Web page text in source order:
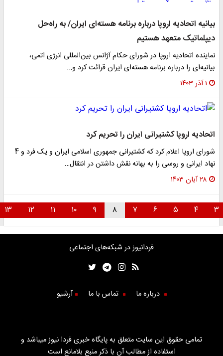
بیانیه اتحادیه اروپا درباره برنامه هسته‌ای ایران/ به راه‌حل
دیپلماتیک متعهد هستیم
نماینده اتحادیه اروپا در شورای حکام آژانس بین‌المللی انرژی اتمی،
بیانیه‌ای را درباره برنامه هسته‌ای ایران قرائت کرد و…
۱ آذر ۱۴۰۳
اتحادیه اروپا کشتیرانی ایران را تحریم کرد
شورای اروپا اعلام کرد که کشتیرانی جمهوری اسلامی ایران و یک فرد و 4
نهاد ایرانی و روسی را به بهانه نقش داشتن در انتقال…
۲۸ آبان ۱۴۰۳
۳ ۴ ۵ ۶ ۷ ۸ ۹ ۱۰ ۱۱ ۱۲ ۱۳
فردانیوز در شبکه‌های اجتماعی
درباره ما تماس با ما آرشیو
تمامی حقوق این سایت متعلق به پایگاه خبری فردا نیوز میباشد و
استفاده از مطالب آن با ذکر منبع بلامانع است